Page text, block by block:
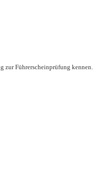
zur Führerscheinprüfung kennen.